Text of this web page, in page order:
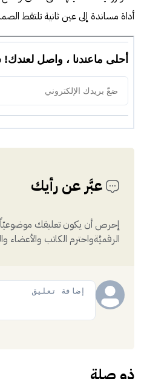
أداة مساندة إلى عين ثانية تلتقط
عبَّر عن رأيك
إحرص أن يكون تعليقك
الرقميَّةواحترم الكاتب والأعضاء